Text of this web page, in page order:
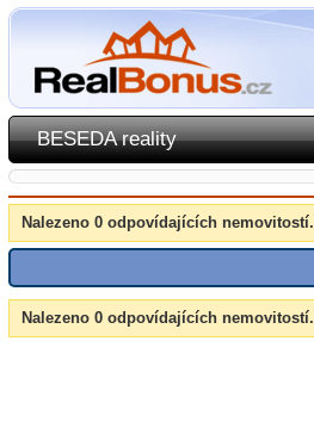
BESEDA reality
Nalezeno 0 odpovídajících nemovitostí.
Nalezeno 0 odpovídajících nemovitostí.